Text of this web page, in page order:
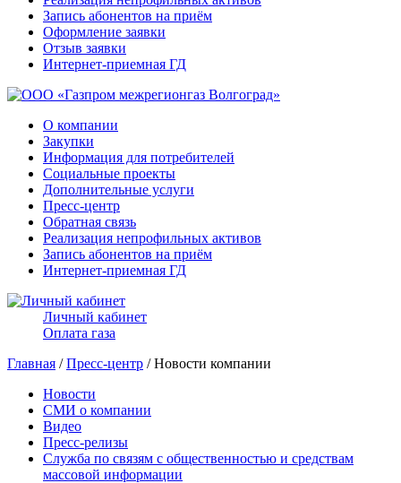
Запись абонентов на приём
Оформление заявки
Отзыв заявки
Интернет-приемная ГД
О компании
Закупки
Информация для потребителей
Социальные проекты
Дополнительные услуги
Пресс-центр
Обратная связь
Реализация непрофильных активов
Запись абонентов на приём
Интернет-приемная ГД
Личный кабинет
Оплата газа
Главная /Пресс-центр / Новости компании
Новости
СМИ о компании
Видео
Пресс-релизы
Служба по связям с общественностью и средствам
массовой информации